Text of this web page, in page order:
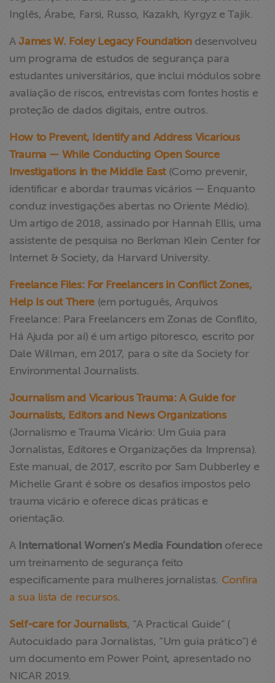
Inglês, Árabe, Farsi, Russo, Kazakh, Kyrgyz e Tajik.
AJames W. Foley Legacy Foundationdesenvolveu
um programa de estudos de segurança para
estudantes universitários, que inclui módulos sobre
avaliação de riscos, entrevistas com fontes hostis e
proteção de dados digitais, entre outros.
How to Prevent, Identify and Address Vicarious
Trauma — While Conducting Open Source
Investigations in the Middle East(Como prevenir,
identificar e abordar traumas vicários — Enquanto
conduz investigações abertas no Oriente Médio).
Um artigo de 2018, assinado por Hannah Ellis, uma
assistente de pesquisa no Berkman Klein Center for
Internet & Society, da Harvard University.
Freelance Files: For Freelancers in Conflict Zones,
Help Is out There(em português, Arquivos
Freelance: Para Freelancers em Zonas de Conflito,
Há Ajuda por aí) é um artigo pitoresco, escrito por
Dale Willman, em 2017, para o site da Society for
Environmental Journalists.
Journalism and Vicarious Trauma: A Guide for
Journalists, Editors and News Organizations
(Jornalismo e Trauma Vicário: Um Guia para
Jornalistas, Editores e Organizações da Imprensa).
Este manual, de 2017, escrito por Sam Dubberley e
Michelle Grant é sobre os desafios impostos pelo
trauma vicário e oferece dicas práticas e
orientação.
A International Women’s Media Foundation oferece
um treinamento de segurança feito
especificamente para mulheres jornalistas. Confira
a sua lista de recursos.
Self-care for Journalists, “A Practical Guide” (
Autocuidado para Jornalistas, “Um guia prático”) é
um documento em Power Point, apresentado no
NICAR 2019.